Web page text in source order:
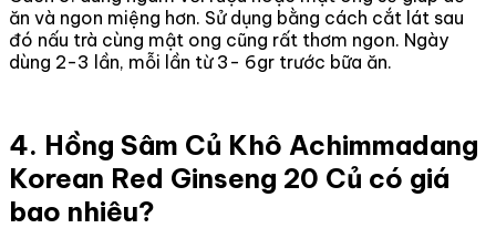
ăn và ngon miệng hơn. Sử dụng bằng cách cắt lát sau
đó nấu trà cùng mật ong cũng rất thơm ngon. Ngày
dùng 2-3 lần, mỗi lần từ 3- 6gr trước bữa ăn.
4. Hồng Sâm Củ Khô Achimmadang
Korean Red Ginseng 20 Củ có giá
bao nhiêu?